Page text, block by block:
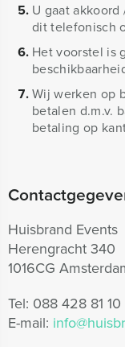
U gaat
dit telefonisch
Het voorstel is
Wij werken op
betalen d.m.v.
betaling op
Huisbrand Events
Herengracht 340
1016CG
Tel: 088 428 81 10
E-mail: